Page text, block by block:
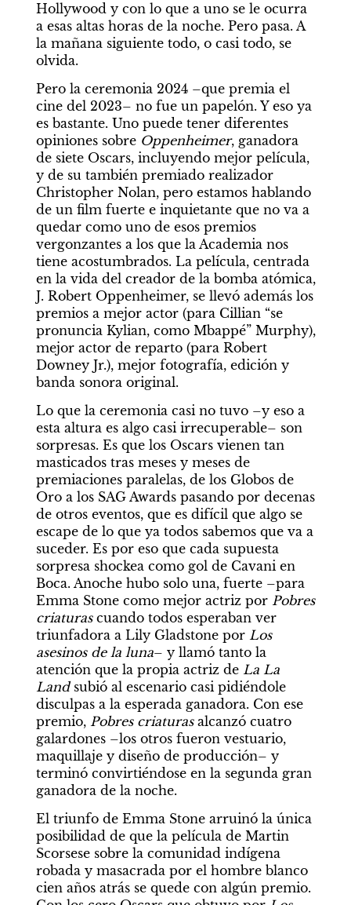
Hollywood y con lo que a uno se le ocurra
a esas altas horas de la noche. Pero pasa. A
la mañana siguiente todo, o casi todo, se
olvida.
Pero la ceremonia 2024 –que premia el
cine del 2023– no fue un papelón. Y eso ya
es bastante. Uno puede tener diferentes
opiniones sobre Oppenheimer, ganadora
de siete Oscars, incluyendo mejor película,
y de su también premiado realizador
Christopher Nolan, pero estamos hablando
de un film fuerte e inquietante que no va a
quedar como uno de esos premios
vergonzantes a los que la Academia nos
tiene acostumbrados. La película, centrada
en la vida del creador de la bomba atómica,
J. Robert Oppenheimer, se llevó además los
premios a mejor actor (para Cillian “se
pronuncia Kylian, como Mbappé” Murphy),
mejor actor de reparto (para Robert
Downey Jr.), mejor fotografía, edición y
banda sonora original.
Lo que la ceremonia casi no tuvo –y eso a
esta altura es algo casi irrecuperable– son
sorpresas. Es que los Oscars vienen tan
masticados tras meses y meses de
premiaciones paralelas, de los Globos de
Oro a los SAG Awards pasando por decenas
de otros eventos, que es difícil que algo se
escape de lo que ya todos sabemos que va a
suceder. Es por eso que cada supuesta
sorpresa shockea como gol de Cavani en
Boca. Anoche hubo solo una, fuerte –para
Emma Stone como mejor actriz por Pobres
criaturas cuando todos esperaban ver
triunfadora a Lily Gladstone por Los
asesinos de la luna– y llamó tanto la
atención que la propia actriz de La La
Land subió al escenario casi pidiéndole
disculpas a la esperada ganadora. Con ese
premio, Pobres criaturas alcanzó cuatro
galardones –los otros fueron vestuario,
maquillaje y diseño de producción– y
terminó convirtiéndose en la segunda gran
ganadora de la noche.
El triunfo de Emma Stone arruinó la única
posibilidad de que la película de Martin
Scorsese sobre la comunidad indígena
robada y masacrada por el hombre blanco
cien años atrás se quede con algún premio.